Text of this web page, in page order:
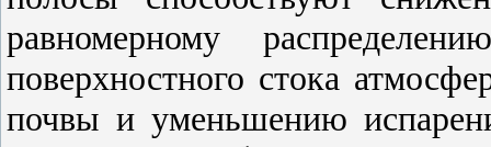
равномерному
поверхностного стока
почвы и уменьшению